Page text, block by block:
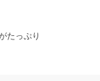
たっぷり